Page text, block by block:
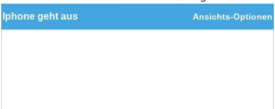
Ansichts-Optionen
Iphone geht aus